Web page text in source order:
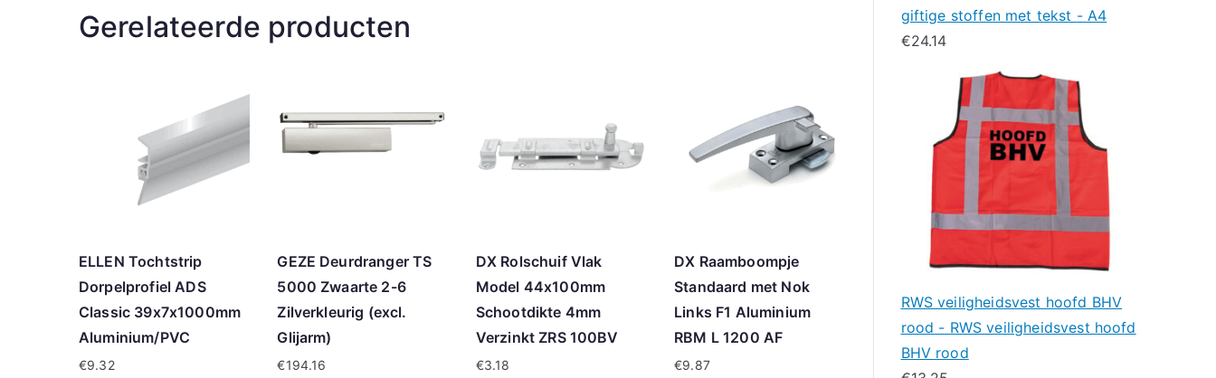
Gerelateerde producten
ELLEN Tochtstrip
Dorpelprofiel ADS
Classic 39x7x1000mm
Aluminium/PVC
€9.32
GEZE Deurdranger TS
5000 Zwaarte 2-6
Zilverkleurig (excl.
Glijarm)
€194.16
DX Rolschuif Vlak
Model 44x100mm
Schootdikte 4mm
Verzinkt ZRS 100BV
€3.18
DX Raamboompje
Standaard met Nok
Links F1 Aluminium
RBM L 1200 AF
€9.87
giftige stoffen met tekst - A4
€24.14
RWS veiligheidsvest hoofd BHV
rood - RWS veiligheidsvest hoofd
BHV rood